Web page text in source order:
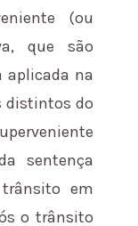
(ou
que são
aplicada na
distintos do
sentença
em
o trânsito